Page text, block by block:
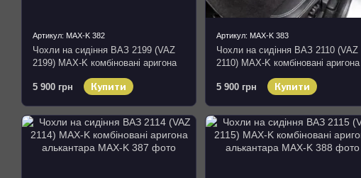
Артикул: MAX-K 382
Чохли на сидіння ВАЗ 2199 (VAZ
2199) MAX-K комбіновані аригона
5 900 грн
Купити
Артикул: MAX-K 383
Чохли на сидіння ВАЗ 2110 (VAZ
2110) MAX-K комбіновані аригона
5 900 грн
Купити